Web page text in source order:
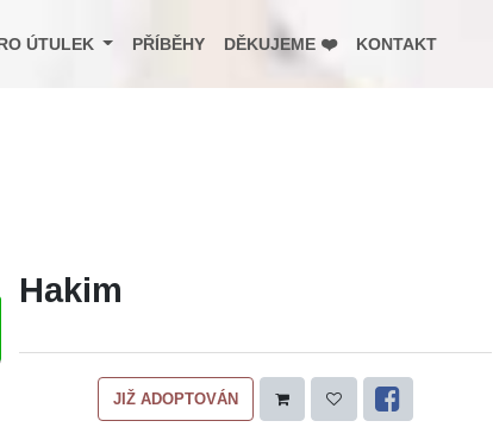
ÚTULEK PŘÍBĚHY DĚKUJEME ❤️ KONTAKT
Hakim
JIŽ ADOPTOVÁN